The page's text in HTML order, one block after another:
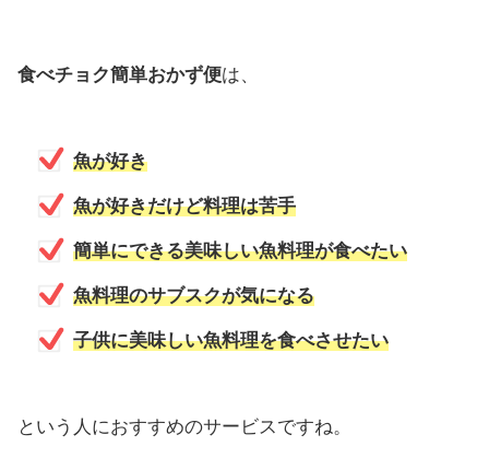
食べチョク簡単おかず便は、
魚が好き
魚が好きだけど料理は苦手
簡単にできる美味しい魚料理が食べたい
魚料理のサブスクが気になる
子供に美味しい魚料理を食べさせたい
という人におすすめのサービスですね。